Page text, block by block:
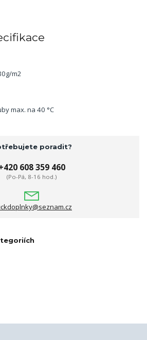
m2
max. na 40 °C
poradit?
608 359 460
(Po-Pá, 8-16 hod.)